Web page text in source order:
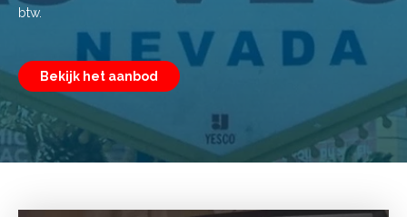
btw.
Bekijk het aanbod